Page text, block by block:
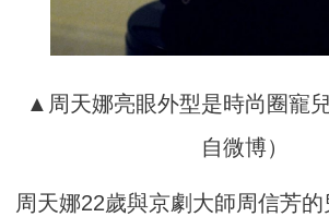
▲周天娜亮眼外型是時尚圈寵
自微博）
周天娜22歲與京劇大師周信芳